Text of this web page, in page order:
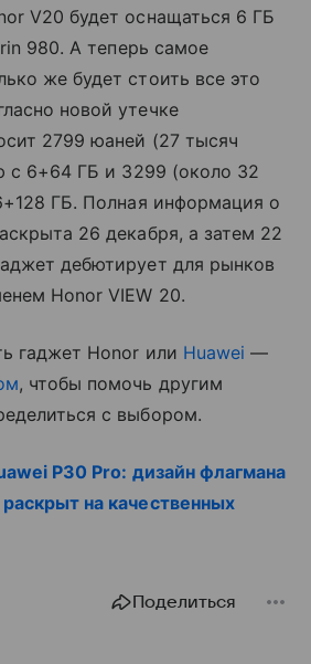
V20 будет оснащаться 6 ГБ
980. А теперь самое
же будет стоить все это
новой утечке
2799 юаней (27 тысяч
с 6+64 ГБ и 3299 (около 32
ГБ. Полная информация о
26 декабря, а затем 22
дебютирует для рынков
Honor VIEW 20.
гаджет Honor или Huawei —
, чтобы помочь другим
с выбором.
P30 Pro: дизайн флагмана
на качественных
Поделиться